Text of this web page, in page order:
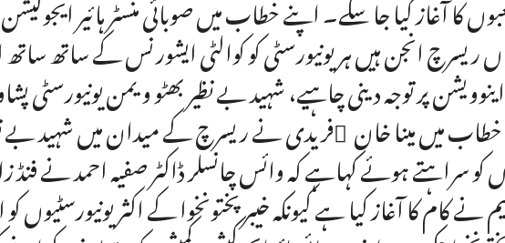
ریسرچ انجن ہیں ہر یونیورسٹی کو کوالٹی ایشورنس کے ساتھ
پر توجہ دینی چاہیے، شہید بے نظیر بھٹو ویمن
میں مینا خان ٓفریدی نے ریسرچ کے میدان میں شہید بے
کو سراہتے ہوئے کہاہے کہ وائس چانسلر ڈاکٹر صفیہ احمد نے فنڈ
نے کام کا آغاز کیا ہے کیونکہ خیبر پختونخوا کے اکثر